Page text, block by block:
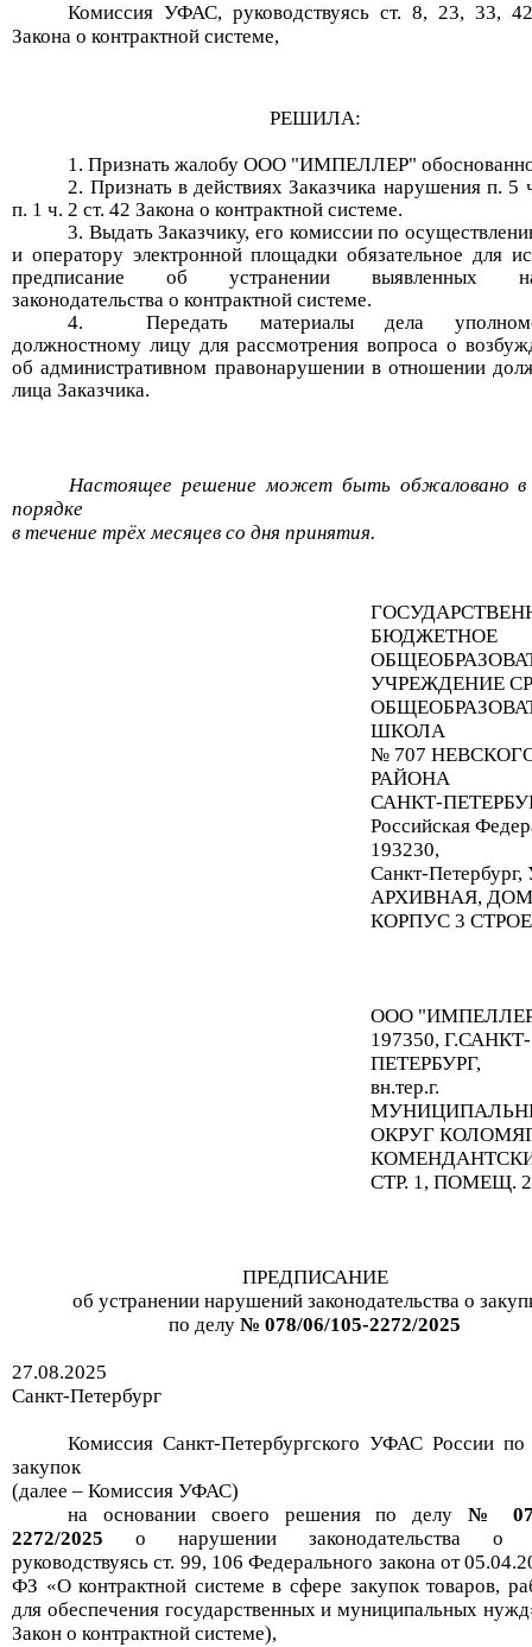
Комиссия УФАС, руководствуясь ст. 8, 23, 33,
Закона о контрактной системе,
РЕШИЛА:
Признать жалобуООО "ИМПЕЛЛЕР"
Признать в действиях Заказчика нарушения п. 5
п. 1 ч. 2 ст. 42 Закона о контрактной системе.
Выдать Заказчику, его комиссии по
и оператору электронной площадки обязательное для
предписание об устранении выявленных
законодательства о контрактной системе.
Передать материалы дела
должностному лицу для рассмотрения вопроса о
об административном правонарушении в отношении
лица Заказчика.
Настоящее решение может быть обжаловано в
порядке
в течение трёх месяцев со дня принятия.
БЮДЖЕТНОЕ
УЧРЕЖДЕНИЕ
ШКОЛА
№ 707
РАЙОНА
САНКТ-
Российская
193230,
Санкт-
АРХИВНАЯ,
КОРПУС 3
ООО
197350, Г.САНКТ-
ПЕТЕРБУРГ,
вн.тер.г.
ОКРУГ
СТР. 1, ПОМЕЩ.
ПРЕДПИСАНИЕ
об устранении нарушений законодательства о
по делу№078/06/105-2272/2025
27.08.2025
Санкт-Петербург
Комиссия Санкт-Петербургского УФАС России по
закупок
(далее – Комиссия УФАС)
на основании своего решения по делу №
2272/2025
о нарушении законодательства о
руководствуясь ст. 99, 106 Федерального закона от
ФЗ «О контрактной системе в сфере закупок товаров,
для обеспечения государственных и муниципальных
Закон о контрактной системе),